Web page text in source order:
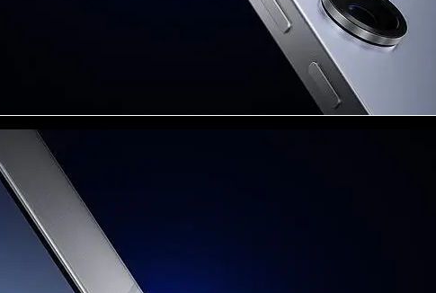
B4(AWS), B5(850), B7(2600), B8(900), B12(700),
3) TDD LTE B38(2600), B39(1900), B40(2300), B41(2500)"
N5(850), N7(2600), N8(900), N12(700), N20(800),